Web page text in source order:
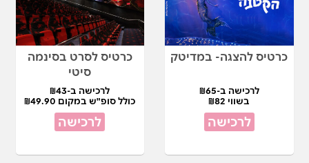
כרטיס להצגה- במדיטק
לרכישה ב-₪65
בשווי ₪82
לרכישה
כרטיס לסרט בסינמה
סיטי
לרכישה ב-₪43
כולל סופ"ש במקום ₪49.90
לרכישה